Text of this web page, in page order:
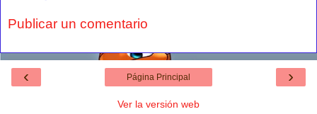
Publicar un comentario
‹ ›
Página Principal
Ver la versión web